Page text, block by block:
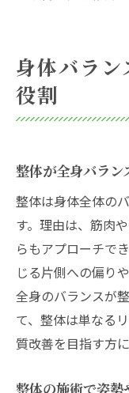
身体バラ
役割
整体が全身バラン
整体は身体全体の
す。理由は、筋肉
らもアプローチで
じる片側への偏り
全身のバランスが
て、整体は単なる
質改善を目指す方
整体の施術で姿